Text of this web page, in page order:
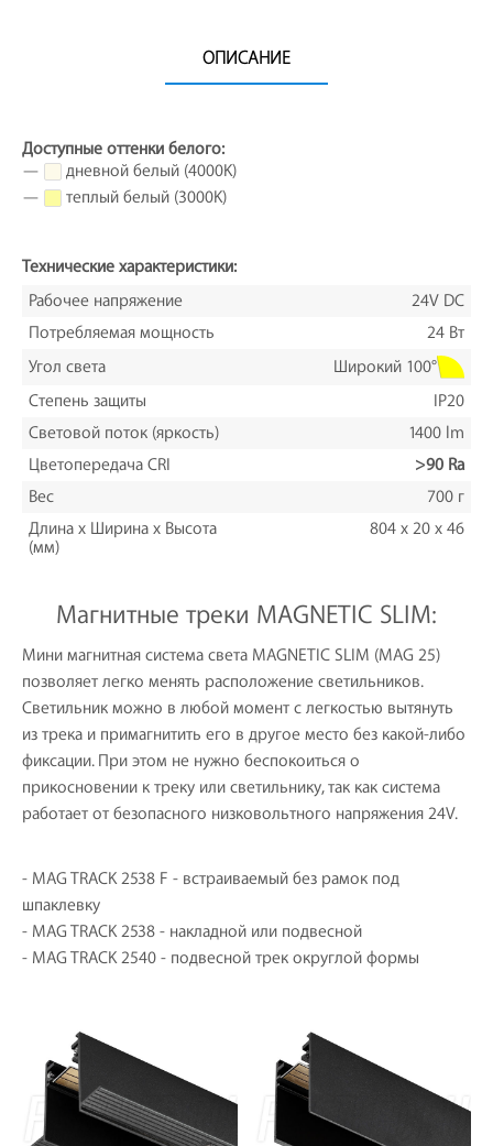
ОПИСАНИЕ
Доступные оттенки белого:
—
дневной белый (4000K)
—
теплый белый (3000K)
Технические характеристики:
Рабочее напряжение
24V DC
Потребляемая мощность
24 Вт
Угол света
Широкий 100°
Степень защиты
IP20
Световой поток (яркость)
1400 lm
Цветопередача CRI
>90 Ra
Вес
700 г
Длина х Ширина х Высота
(мм)
804 x 20 x 46
Магнитные треки MAGNETIC SLIM:
Мини магнитная система света MAGNETIC SLIM (MAG 25)
позволяет легко менять расположение светильников.
Светильник можно в любой момент с легкостью вытянуть
из трека и примагнитить его в другое место без какой-либо
фиксации. При этом не нужно беспокоиться о
прикосновении к треку или светильнику, так как система
работает от безопасного низковольтного напряжения 24V.
- MAG TRACK 2538 F - встраиваемый без рамок под
шпаклевку
- MAG TRACK 2538 - накладной или подвесной
- MAG TRACK 2540 - подвесной трек округлой формы